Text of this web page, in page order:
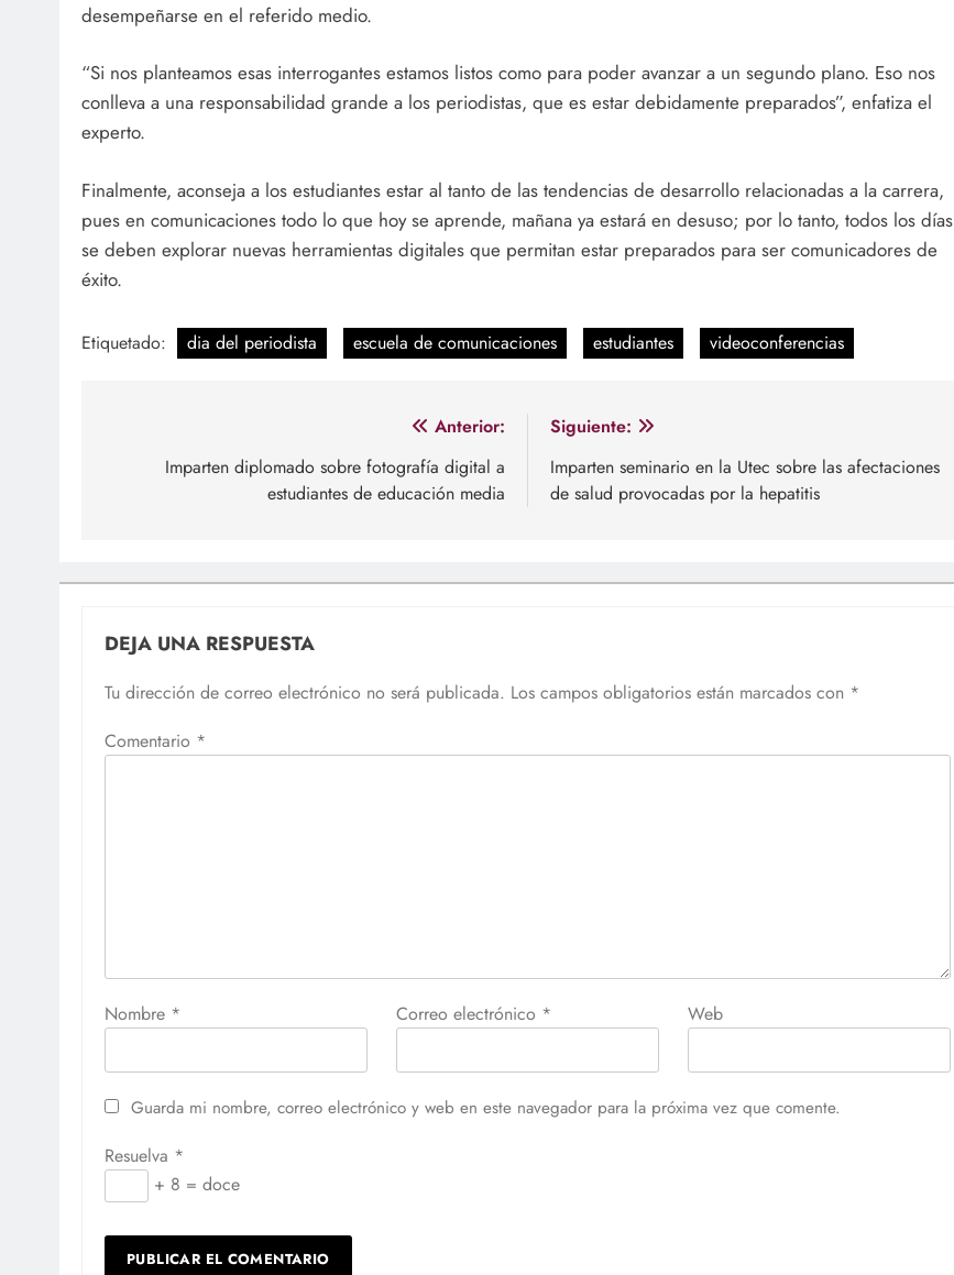
desempeñarse en el referido medio.
“Si nos planteamos esas interrogantes estamos listos como para poder avanzar a un segundo plano. Eso nos
conlleva a una responsabilidad grande a los periodistas, que es estar debidamente preparados”, enfatiza el
experto.
Finalmente, aconseja a los estudiantes estar al tanto de las tendencias de desarrollo relacionadas a la carrera,
pues en comunicaciones todo lo que hoy se aprende, mañana ya estará en desuso; por lo tanto, todos los días
se deben explorar nuevas herramientas digitales que permitan estar preparados para ser comunicadores de
éxito.
Etiquetado: dia del periodista escuela de comunicaciones estudiantes videoconferencias
Anterior:
Imparten diplomado sobre fotografía digital a
estudiantes de educación media
Siguiente:
Imparten seminario en la Utec sobre las afectaciones
de salud provocadas por la hepatitis
DEJA UNA RESPUESTA
Tu dirección de correo electrónico no será publicada. Los campos obligatorios están marcados con *
Comentario *
Nombre * Correo electrónico * Web
Guarda mi nombre, correo electrónico y web en este navegador para la próxima vez que comente.
Resuelva *
+ 8 = doce